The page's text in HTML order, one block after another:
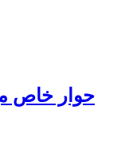
حوار خاص